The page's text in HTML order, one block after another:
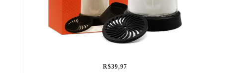
R$39,97